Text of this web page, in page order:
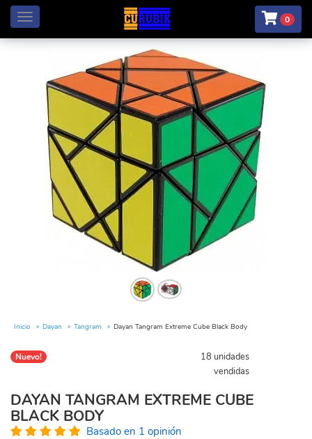
Menú 0
Inicio Dayan Tangram Dayan Tangram Extreme Cube Black Body
Nuevo!
18 unidades
vendidas
DAYAN TANGRAM EXTREME CUBE
BLACK BODY
Basado en 1 opinión